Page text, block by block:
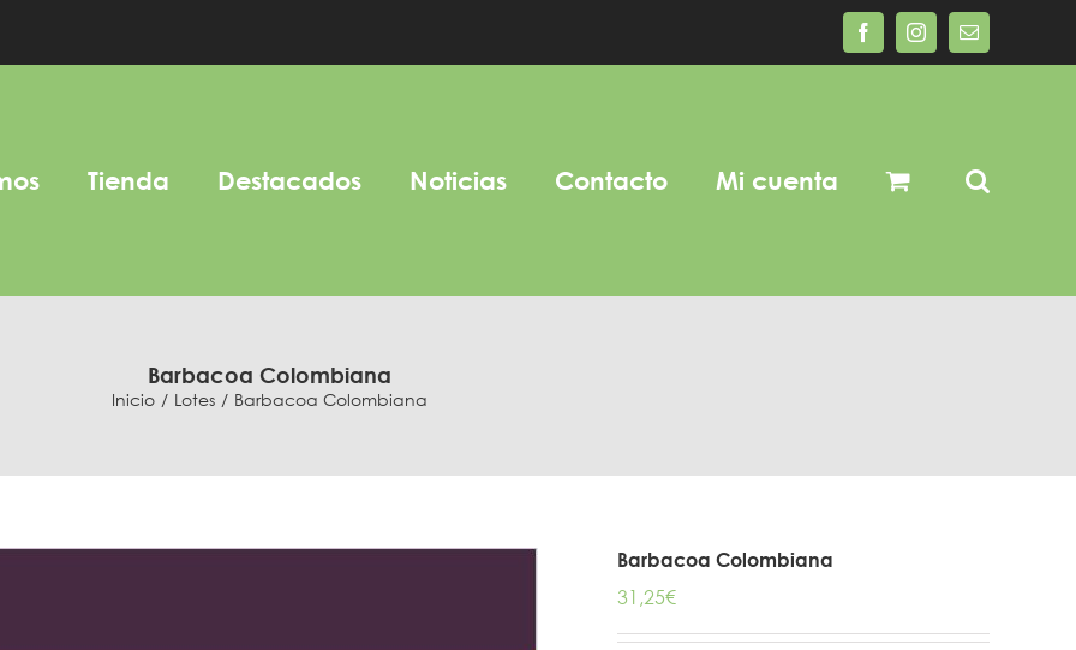
FacebookInstagramCorreo
electrónico
Tienda Destacados Noticias Contacto Mi cuenta
Barbacoa Colombiana
Inicio Lotes Barbacoa Colombiana
Barbacoa Colombiana
31,25€